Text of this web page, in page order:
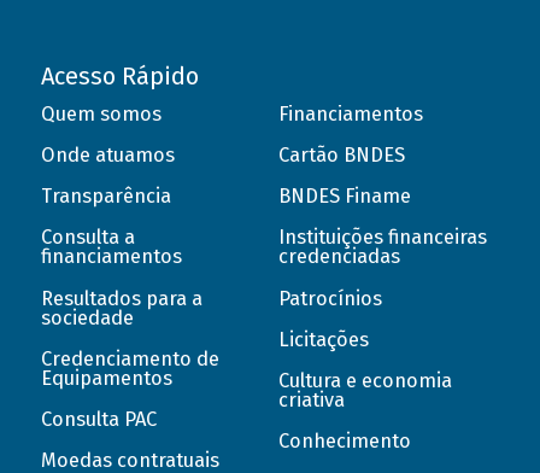
Acesso Rápido
Quem somos
Onde atuamos
Transparência
Consulta a
financiamentos
Resultados para a
sociedade
Credenciamento de
Equipamentos
Consulta PAC
Moedas contratuais
Financiamentos
Cartão BNDES
BNDES Finame
Instituições financeiras
credenciadas
Patrocínios
Licitações
Cultura e economia
criativa
Conhecimento